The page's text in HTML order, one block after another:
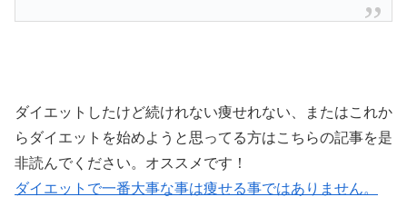
ダイエットしたけど続けれない痩せれない、またはこれか
らダイエットを始めようと思ってる方はこちらの記事を是
非読んでください。オススメです！
ダイエットで一番大事な事は痩せる事ではありません。